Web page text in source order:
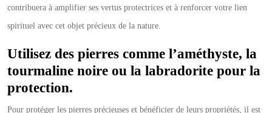
contribuera à amplifier ses vertus protectrices et à renforcer votre lien
spirituel avec cet objet précieux de la nature.
Utilisez des pierres comme l’améthyste, la
tourmaline noire ou la labradorite pour la
protection.
Pour protéger les pierres précieuses et bénéficier de leurs propriétés, il est